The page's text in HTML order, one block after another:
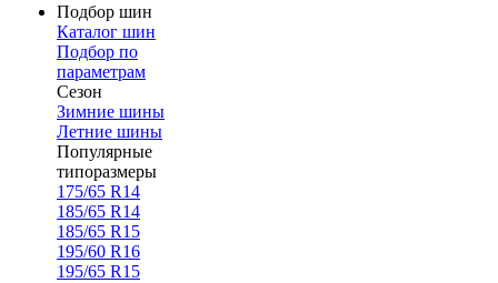
Подбор шин
Каталог шин
Подбор по
параметрам
Сезон
Зимние шины
Летние шины
Популярные
типоразмеры
175/65 R14
185/65 R14
185/65 R15
195/60 R16
195/65 R15